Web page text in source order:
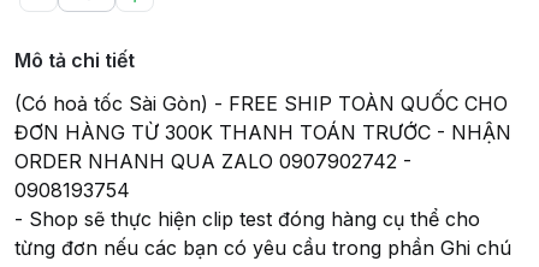
Mô tả chi tiết
(Có hoả tốc Sài Gòn) - FREE SHIP TOÀN QUỐC CHO
ĐƠN HÀNG TỪ 300K THANH TOÁN TRƯỚC - NHẬN
ORDER NHANH QUA ZALO 0907902742 -
0908193754
- Shop sẽ thực hiện clip test đóng hàng cụ thể cho
từng đơn nếu các bạn có yêu cầu trong phần Ghi chú